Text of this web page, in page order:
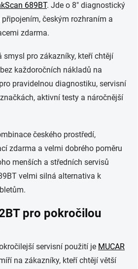
689BT. Jde o 8" diagnostický
českým rozhraním a
zdarma.
smysl pro zákazníky, kteří chtějí
každoročních nákladů na
pravidelnou diagnostiku, servisní
aktivní testy a náročnější
českého prostředí,
zdarma a velmi dobrého poměru
menších a středních servisů
velmi silná alternativa k
pro pokročilou
servisní použití je MUCAR
na zákazníky, kteří chtějí větší